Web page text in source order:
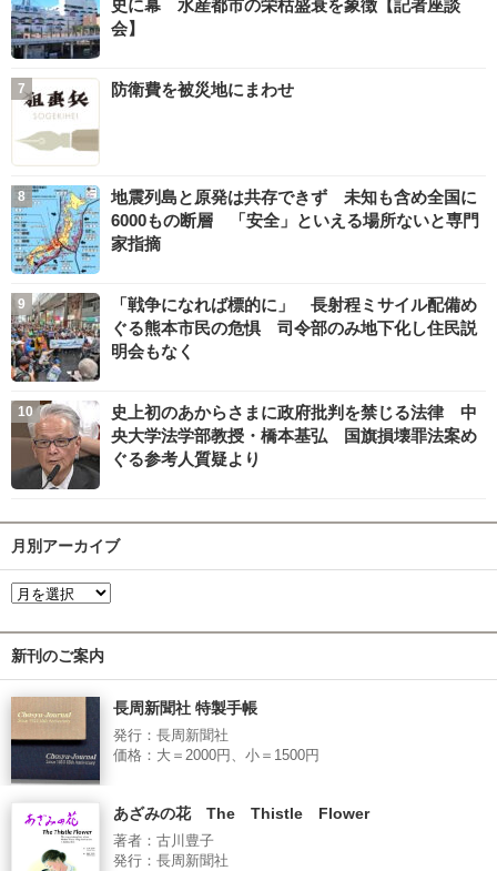
史に幕 水産都市の栄枯盛衰を象徴【記者座談
会】
防衛費を被災地にまわせ
地震列島と原発は共存できず 未知も含め全国に
6000もの断層 「安全」といえる場所ないと専門
家指摘
「戦争になれば標的に」 長射程ミサイル配備め
ぐる熊本市民の危惧 司令部のみ地下化し住民説
明会もなく
史上初のあからさまに政府批判を禁じる法律 中
央大学法学部教授・橋本基弘 国旗損壊罪法案め
ぐる参考人質疑より
月別アーカイブ
新刊のご案内
長周新聞社 特製手帳
発行：長周新聞社
価格：大＝2000円、小＝1500円
あざみの花 The Thistle Flower
著者：古川豊子
発行：長周新聞社